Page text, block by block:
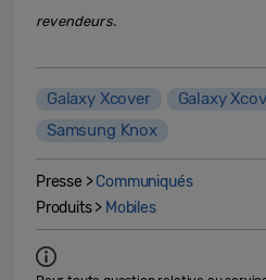
revendeurs.
Galaxy Xcover
Galaxy
Samsung Knox
Presse >Communiqués
Produits > Mobiles